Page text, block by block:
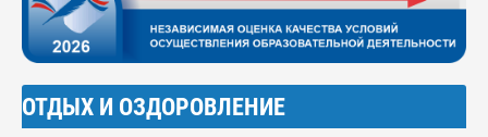
ОТДЫХ И ОЗДОРОВЛЕНИЕ